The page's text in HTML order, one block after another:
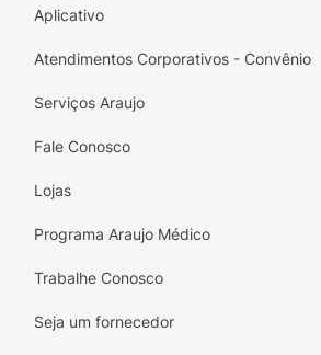
Aplicativo
Atendimentos Corporativos - Convênio
Serviços Araujo
Fale Conosco
Lojas
Programa Araujo Médico
Trabalhe Conosco
Seja um fornecedor